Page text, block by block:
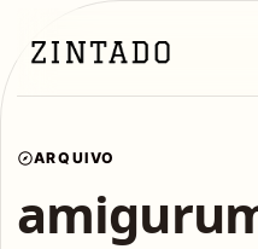
ARQUIVO